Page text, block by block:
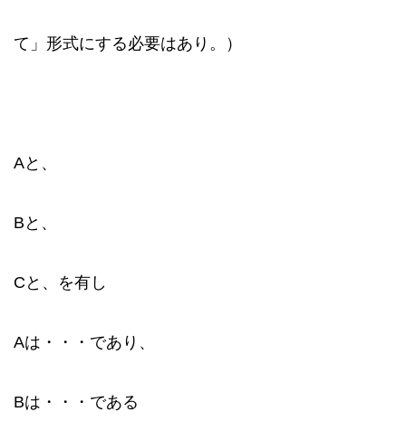
て」形式にする必要はあり。）
Aと、
Bと、
Cと、を有し
Aは・・・であり、
Bは・・・である